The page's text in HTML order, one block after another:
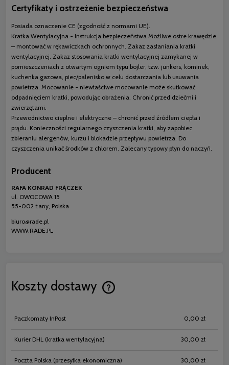
Certyfikaty i ostrzeżenie bezpieczeństwa
Posiada oznaczenie CE (zgodność z normami UE).
Kratka Wentylacyjna - Instrukcja bezpieczeństwa Możliwe ostre krawędzie
– montować w rękawiczkach ochronnych. Zakaz zasłaniania kratki
wentylacyjnej. Zakaz stosowania kratki wentylacyjnej zamykanej w
pomieszczeniach z otwartym ogniem typu bojler, tzw. junkers, kominek,
kuchenka gazowa, piec/palenisko w celu dostarczania lub usuwania
powietrza. Mocowanie - niewłaściwe mocowanie może skutkować
odpadnięciem kratki, powodując obrażenia. Chronić przed dziećmi i
zwierzętami.
Przewodnictwo cieplne i elektryczne – chronić przed źródłem ciepła i
prądu. Konieczności regularnego czyszczenia kratki, aby zapobiec
zbieraniu alergenów, kurzu i blokadzie przepływu powietrza. Do
czyszczenia unikać środków z chlorem. Zalecany typowy płyn do naczyń.
Producent
RAFA KONRAD FRĄCZEK
ul. OWOCOWA 15
55-002 Łany, Polska
biuro@rade.pl
WWW.RADE.PL
Koszty dostawy
Cena nie zawiera ewentualnych
Paczkomaty InPost 0,00 zł
Kurier DHL (kratka wentylacyjna) 30,00 zł
Poczta Polska (przesyłka ekonomiczna) 30,00 zł